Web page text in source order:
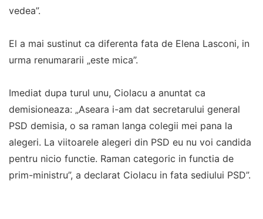
vedea”.
El a mai sustinut ca diferenta fata de Elena Lasconi, in
urma renumararii „este mica”.
Imediat dupa turul unu, Ciolacu a anuntat ca
demisioneaza: „Aseara i-am dat secretarului general
PSD demisia, o sa raman langa colegii mei pana la
alegeri. La viitoarele alegeri din PSD eu nu voi candida
pentru nicio functie. Raman categoric in functia de
prim-ministru”, a declarat Ciolacu in fata sediului PSD”.